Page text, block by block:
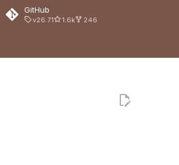
GitHub
v26.7.1 1.6k 246